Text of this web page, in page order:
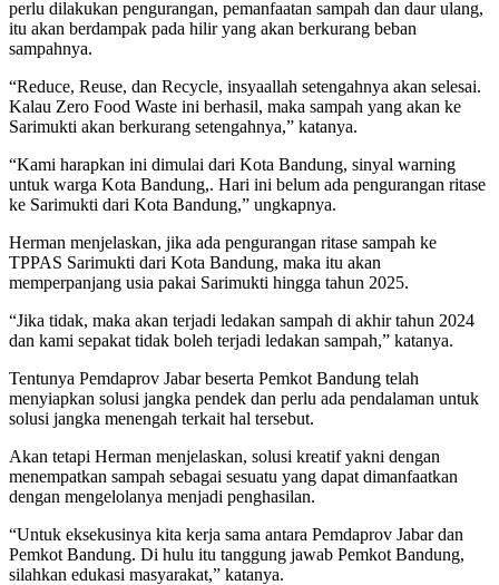
perlu dilakukan pengurangan, pemanfaatan sampah dan daur ulang,
itu akan berdampak pada hilir yang akan berkurang beban
sampahnya.
“Reduce, Reuse, dan Recycle, insyaallah setengahnya akan selesai.
Kalau Zero Food Waste ini berhasil, maka sampah yang akan ke
Sarimukti akan berkurang setengahnya,” katanya.
“Kami harapkan ini dimulai dari Kota Bandung, sinyal warning
untuk warga Kota Bandung,. Hari ini belum ada pengurangan ritase
ke Sarimukti dari Kota Bandung,” ungkapnya.
Herman menjelaskan, jika ada pengurangan ritase sampah ke
TPPAS Sarimukti dari Kota Bandung, maka itu akan
memperpanjang usia pakai Sarimukti hingga tahun 2025.
“Jika tidak, maka akan terjadi ledakan sampah di akhir tahun 2024
dan kami sepakat tidak boleh terjadi ledakan sampah,” katanya.
Tentunya Pemdaprov Jabar beserta Pemkot Bandung telah
menyiapkan solusi jangka pendek dan perlu ada pendalaman untuk
solusi jangka menengah terkait hal tersebut.
Akan tetapi Herman menjelaskan, solusi kreatif yakni dengan
menempatkan sampah sebagai sesuatu yang dapat dimanfaatkan
dengan mengelolanya menjadi penghasilan.
“Untuk eksekusinya kita kerja sama antara Pemdaprov Jabar dan
Pemkot Bandung. Di hulu itu tanggung jawab Pemkot Bandung,
silahkan edukasi masyarakat,” katanya.